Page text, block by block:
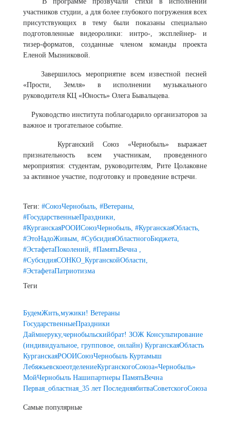
участников студии, а для более глубокого погружения всех
присутствующих в тему были показаны специально
подготовленные видеоролики: интро-, эксплейнер- и
тизер-форматов, созданные членом команды проекта
Еленой Мызниковой.
Завершилось мероприятие всем известной песней
«Прости, Земля» в исполнении музыкального
руководителя КЦ «Юность» Олега Бывальцева.
Руководство института поблагодарило организаторов за
важное и трогательное событие.
Курганский Союз «Чернобыль» выражает
признательность всем участникам, проведенного
мероприятия: студентам, руководителям, Рите Цолаковне
за активное участие, подготовку и проведение встречи.
Теги: #СоюзЧернобыль, #Ветераны,
#ГосударственныеПраздники,
#КурганскаяРООИСоюзЧернобыль, #КурганскаяОбласть,
#ЭтоНадоЖивым, #СубсидияОбластногоБюджета,
#ЭстафетаПоколений, #ПамятьВечна ,
#СубсидияСОНКО_КурганскойОбласти,
#ЭстафетаПатриотизма
Теги
БудемЖить,мужики! Ветераны
ГосударственныеПраздники
Даймнеруку,чернобыльскийбрат! ЗОЖ Консультирование
(индивидуальное, групповое, онлайн) КурганскаяОбласть
КурганскаяРООИСоюзЧернобыль Куртамыш
ЛебяжьевскоеотделениеКурганскогоСоюза«Чернобыль»
МойЧернобыль Нашипартнеры ПамятьВечна
Первая_областная_35 лет ПоследняябитваСоветскогоСоюза
Самые популярные